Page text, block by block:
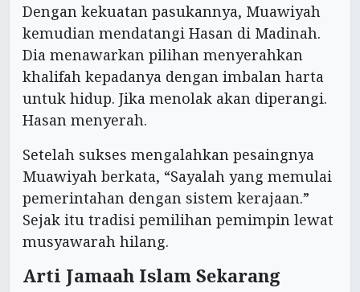
Dengan kekuatan pasukannya, Muawiyah
kemudian mendatangi Hasan di Madinah.
Dia menawarkan pilihan menyerahkan
khalifah kepadanya dengan imbalan harta
untuk hidup. Jika menolak akan diperangi.
Hasan menyerah.
Setelah sukses mengalahkan pesaingnya
Muawiyah berkata, “Sayalah yang memulai
pemerintahan dengan sistem kerajaan.”
Sejak itu tradisi pemilihan pemimpin lewat
musyawarah hilang.
Arti Jamaah Islam Sekarang